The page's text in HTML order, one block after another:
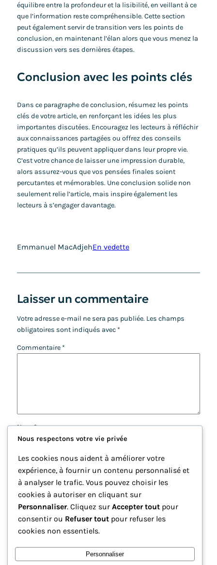
équilibre entre la profondeur et la lisibilité, en veillant à ce
que l’information reste compréhensible. Cette section
peut également servir de transition vers les points de
conclusion, en maintenant l’élan alors que vous menez la
discussion vers ses dernières étapes.
Conclusion avec les points clés
Dans ce paragraphe de conclusion, résumez les points
clés de votre article, en renforçant les idées les plus
importantes discutées. Encouragez les lecteurs à réfléchir
aux connaissances partagées ou offrez des conseils
pratiques qu’ils peuvent appliquer dans leur propre vie.
C’est votre chance de laisser une impression durable,
alors assurez-vous que vos pensées finales soient
percutantes et mémorables. Une conclusion solide non
seulement relie l’article, mais inspire également les
lecteurs à s’engager davantage.
Emmanuel MacAdjehEn vedette
Laisser un commentaire
Votre adresse e-mail ne sera pas publiée. Les champs
obligatoires sont indiqués avec *
Commentaire *
Nom*
E-mail*
Site web
Enregistrer mon nom, mon e-mail et mon site dans le
navigateur pour mon prochain commentaire.
Nous respectons votre vie privée
Les cookies nous aident à améliorer votre
expérience, à fournir un contenu personnalisé et
à analyser le trafic. Vous pouvez choisir les
cookies à autoriser en cliquant sur
Personnaliser. Cliquez sur Accepter tout pour
consentir ou Refuser tout pour refuser les
cookies non essentiels.
Personnaliser